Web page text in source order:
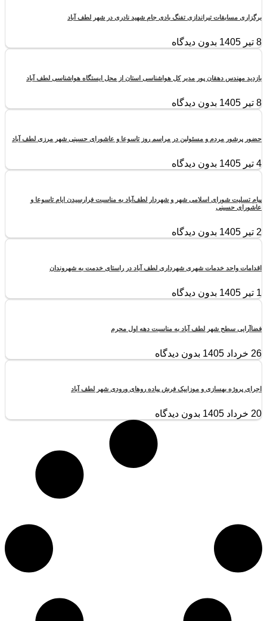
برگزاری مسابقات تیراندازی تفنگ بادی جام شهید نادری در شهر لطف آباد
8 تیر 1405 بدون دیدگاه
بازدید مهندس دهقان پور مدیر کل هواشناسی استان از محل ایستگاه هواشناسی لطف آباد
8 تیر 1405 بدون دیدگاه
حضور پرشور مردم و مسئولین در مراسم روز تاسوعا و عاشورای حسینی شهر مرزی لطف آباد
4 تیر 1405 بدون دیدگاه
پیام تسلیت شورای اسلامی شهر و شهردار لطف‌آباد به مناسبت فرارسیدن ایام تاسوعا و
عاشورای حسینی
2 تیر 1405 بدون دیدگاه
اقدامات واحد خدمات شهری شهرداری لطف آباد در راستای خدمت به شهروندان
1 تیر 1405 بدون دیدگاه
فضاآرایی سطح شهر لطف آباد به مناسبت دهه اول محرم
26 خرداد 1405 بدون دیدگاه
اجرای پروژه بهسازی و موزاییک فرش پیاده روهای ورودی شهر لطف آباد
20 خرداد 1405 بدون دیدگاه